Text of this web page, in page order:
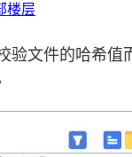
楼层
验文件的哈希